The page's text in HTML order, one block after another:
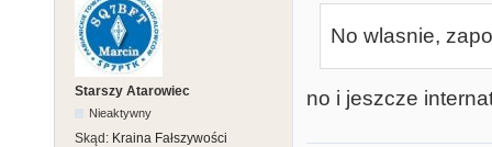
Starszy Atarowiec
Nieaktywny
Skąd: Kraina Fałszywości
No wlasnie,
no i jeszcze